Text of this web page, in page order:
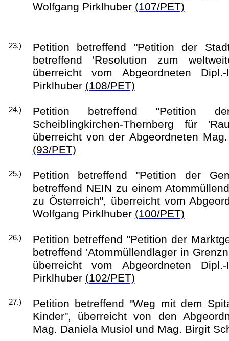
Wolfgang Pirklhuber (107/PET)
23.)
Petition betreffend "Petition der
betreffend 'Resolution zum
überreicht vom Abgeordneten
Pirklhuber (108/PET)
24.)
Petition betreffend "Petition
Scheiblingkirchen-Thernberg für
überreicht von der Abgeordneten
(93/PET)
25.)
Petition betreffend "Petition der
betreffend NEIN zu einem
zu Österreich", überreicht vom
Wolfgang Pirklhuber (100/PET)
26.)
Petition betreffend "Petition der
betreffend 'Atommüllendlager in
überreicht vom Abgeordneten
Pirklhuber (102/PET)
27.)
Petition betreffend "Weg mit dem
Kinder", überreicht von den
Mag. Daniela Musiol und Mag. Birgit